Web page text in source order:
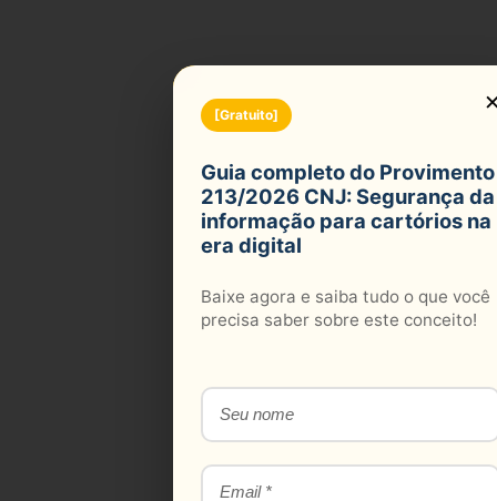
[Gratuito]
Guia completo do Provimento
213/2026 CNJ: Segurança da
informação para cartórios na
era digital
Baixe agora e saiba tudo o que você
precisa saber sobre este conceito!